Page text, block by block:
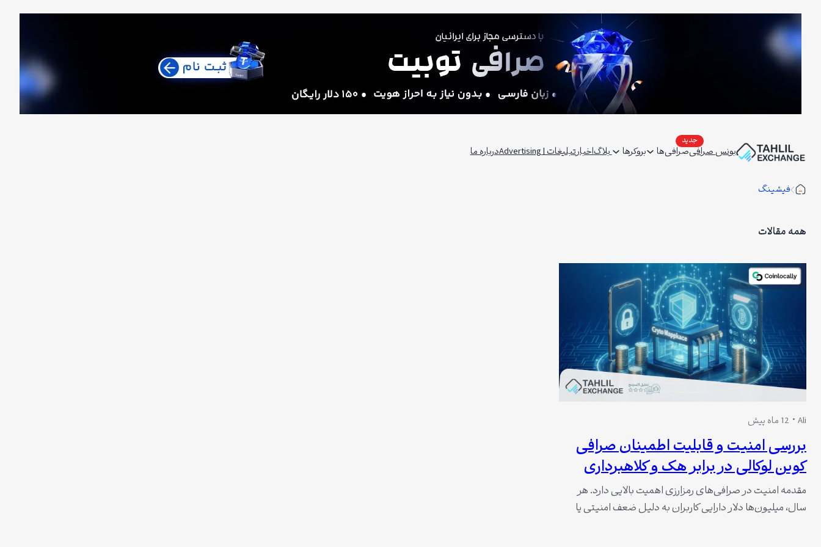
بونس صرافیصرافی‌ها بروکرها بلاگاخبارتبلیغات | Advertising درباره ما
فیشینگ
همه مقالات
Ali 12 ماه پیش
بررسی امنیت و قابلیت اطمینان صرافی
کوین لوکالی در برابر هک و کلاهبرداری
مقدمه امنیت در صرافی‌های رمزارزی اهمیت بالایی دارد. هر
سال، میلیون‌ها دلار دارایی کاربران به دلیل ضعف امنیتی یا